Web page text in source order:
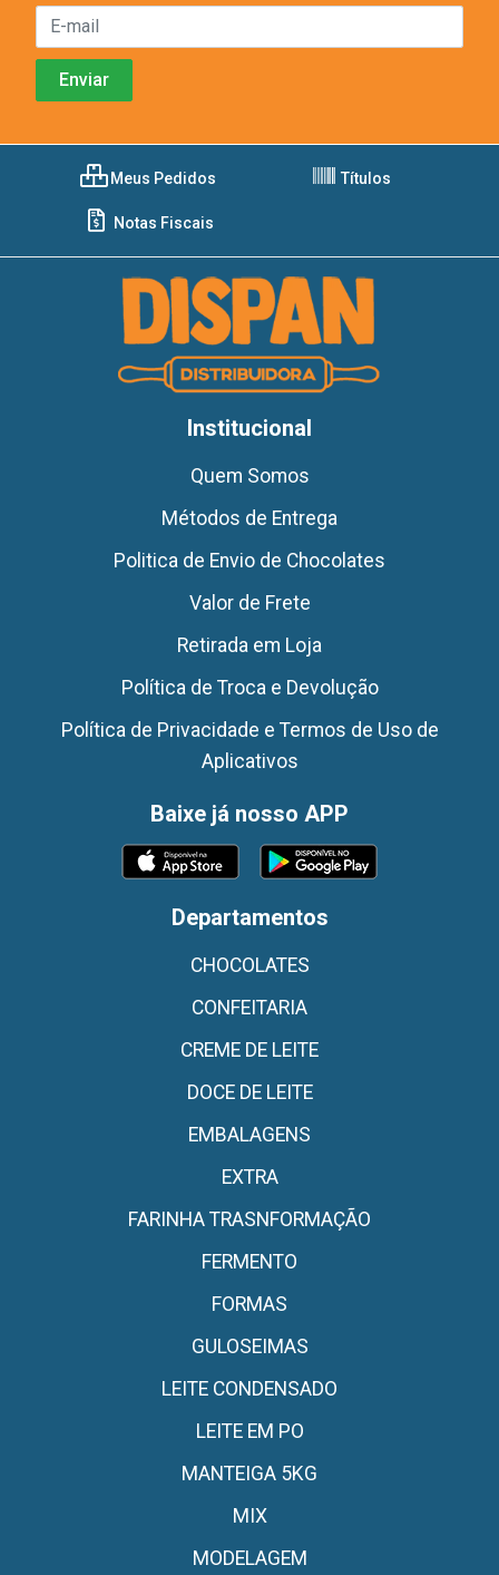
Meus Pedidos Títulos
Notas Fiscais
Institucional
Quem Somos
Métodos de Entrega
Politica de Envio de Chocolates
Valor de Frete
Retirada em Loja
Política de Troca e Devolução
Política de Privacidade e Termos de Uso de
Aplicativos
Baixe já nosso APP
Departamentos
CHOCOLATES
CONFEITARIA
CREME DE LEITE
DOCE DE LEITE
EMBALAGENS
EXTRA
FARINHA TRASNFORMAÇÃO
FERMENTO
FORMAS
GULOSEIMAS
LEITE CONDENSADO
LEITE EM PO
MANTEIGA 5KG
MIX
MODELAGEM